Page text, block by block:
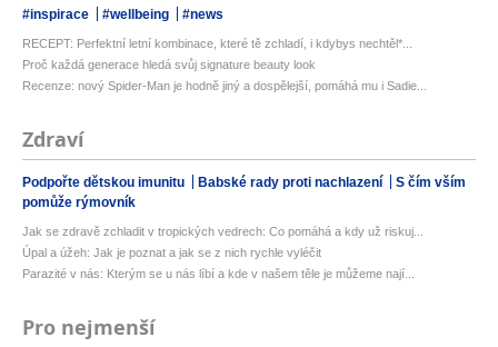
#inspirace #wellbeing #news
RECEPT: Perfektní letní kombinace, které tě zchladí, i kdybys nechtěl*...
Proč každá generace hledá svůj signature beauty look
Recenze: nový Spider-Man je hodně jiný a dospělejší, pomáhá mu i Sadie...
Zdraví
Podpořte dětskou imunitu Babské rady proti nachlazení
S čím vším
pomůže rýmovník
Jak se zdravě zchladit v tropických vedrech: Co pomáhá a kdy už riskuj...
Úpal a úžeh: Jak je poznat a jak se z nich rychle vyléčit
Parazité v nás: Kterým se u nás líbí a kde v našem těle je můžeme nají...
Pro nejmenší